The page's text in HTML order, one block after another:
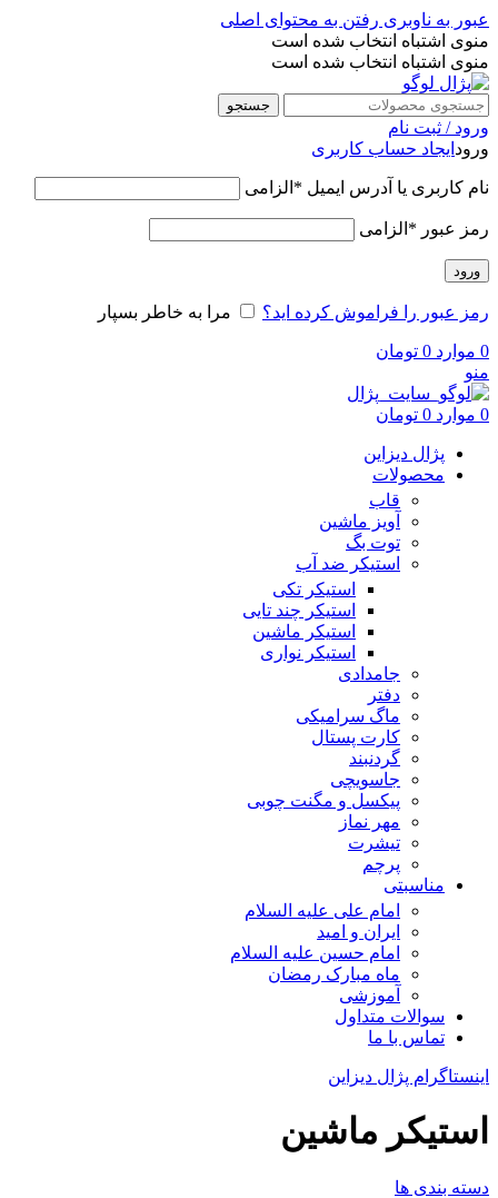
عبور به ناوبری رفتن به محتوای اصلی
منوی اشتباه انتخاب شده است
منوی اشتباه انتخاب شده است
جستجو
ورود / ثبت نام
ورود ایجاد حساب کاربری
نام کاربری یا آدرس ایمیل * الزامی
رمز عبور * الزامی
ورود
رمز عبور را فراموش کرده اید؟ مرا به خاطر بسپار
0 موارد 0 تومان
منو
0 موارد 0 تومان
پژال دیزاین
محصولات
قاب
آویز ماشین
توت بگ
استیکر ضد آب
استیکر تکی
استیکر چند تایی
استیکر ماشین
استیکر نواری
جامدادی
دفتر
ماگ سرامیکی
کارت پستال
گردنبند
جاسویچی
پیکسل و مگنت چوبی
مهر نماز
تیشرت
پرچم
مناسبتی
امام علی علیه السلام
ایران و امید
امام حسین علیه السلام
ماه مبارک رمضان
آموزشی
سوالات متداول
تماس با ما
اینستاگرام پژال دیزاین
استیکر ماشین
دسته بندی ها